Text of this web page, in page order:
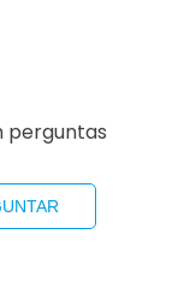
perguntas